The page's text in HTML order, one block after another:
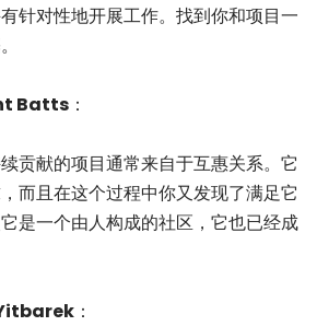
针对性地开展工作。找到你和项目一
Batts ：
贡献的项目通常来自于互惠关系。它
而且在这个过程中你又发现了满足它
是一个由人构成的社区，它也已经成
：